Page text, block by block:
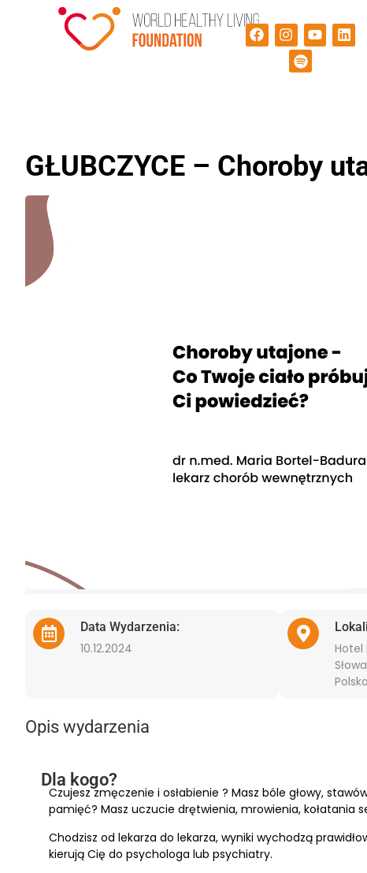
GŁUBCZYCE – Choroby
Data Wydarzenia:
10.12.2024
Hotel
Polska
Opis wydarzenia
Dla kogo?
Czujesz zmęczenie i osłabienie ? Masz bóle głowy,
pamięć? Masz uczucie drętwienia, mrowienia, kołatania
Chodzisz od lekarza do lekarza, wyniki wychodzą
kierują Cię do psychologa lub psychiatry.